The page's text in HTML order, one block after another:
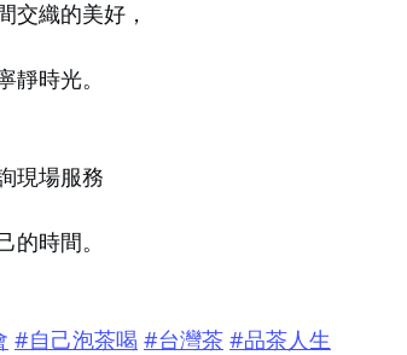
交織的美好，
時光。
現場服務
時間。
#自己泡茶喝 #台灣茶 #品茶人生